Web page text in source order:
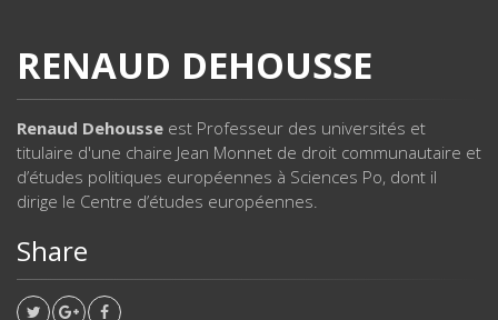
RENAUD DEHOUSSE
Renaud Dehousse est Professeur des universités et
titulaire d'une chaire Jean Monnet de droit communautaire et
d’études politiques européennes à Sciences Po, dont il
dirige le Centre d’études européennes.
Share